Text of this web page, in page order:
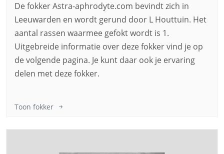
De fokker Astra-aphrodyte.com bevindt zich in
Leeuwarden en wordt gerund door L Houttuin. Het
aantal rassen waarmee gefokt wordt is 1.
Uitgebreide informatie over deze fokker vind je op
de volgende pagina. Je kunt daar ook je ervaring
delen met deze fokker.
Toon fokker